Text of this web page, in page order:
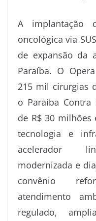
A implantação
oncológica via
de expansão da
Paraíba. O
215 mil cirurgias
o Paraíba
de R$ 30
tecnologia e
acelerador
modernizada e
convênio
atendimento
regulado,